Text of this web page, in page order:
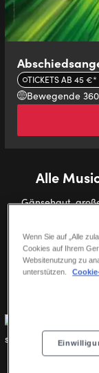
TICKETS AB 45 €*
Bewegende
Alle
Gänsehaut,
ALLE SHOWS
Wenn Sie auf „Alle
Cookies auf Ihrem
Websitenutzung zu
unterstützen.